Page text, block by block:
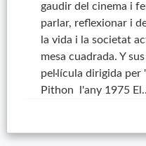
gaudir del cinema i
parlar, reflexionar i
la vida i la societat
mesa cuadrada. Y
pel·lícula dirigida
Pithon l'any 1975